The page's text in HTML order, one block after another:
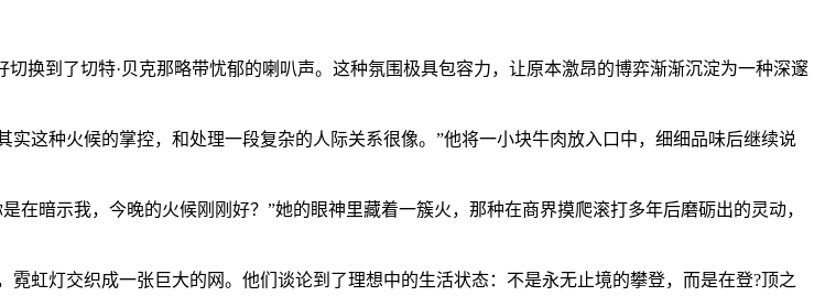
换到了切特·贝克那略带忧郁的喇叭声。这种氛围极具包容力，让原本激昂的博弈渐渐沉淀为一种深邃
这种火候的掌控，和处理一段复杂的人际关系很像。”他将一小块牛肉放入口中，细细品味后继续说
暗示我，今晚的火候刚刚好？”她的眼神里藏着一簇火，那种在商界摸爬滚打多年后磨砺出的灵动，
虹灯交织成一张巨大的网。他们谈论到了理想中的生活状态：不是永无止境的攀登，而是在登?顶之